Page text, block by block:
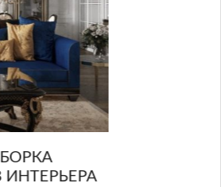
GROUP – УНИКАЛЬНЫЙ
К ДИЗАЙНУ